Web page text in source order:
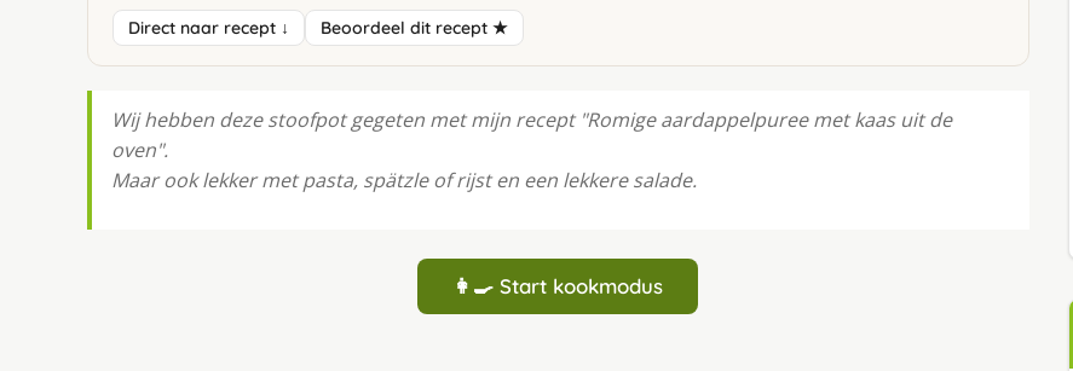
Direct naar recept ↓ Beoordeel dit recept ★
Wij hebben deze stoofpot gegeten met mijn recept "Romige aardappelpuree met kaas uit de
oven".
Maar ook lekker met pasta, spätzle of rijst en een lekkere salade.
👩‍🍳 Start kookmodus